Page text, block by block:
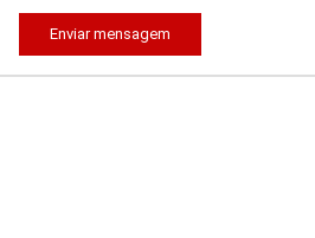
Enviar mensagem